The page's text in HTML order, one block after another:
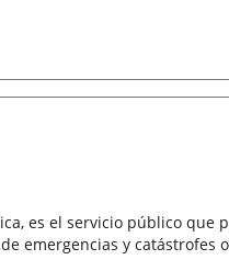
es el servicio público que
emergencias y catástrofes